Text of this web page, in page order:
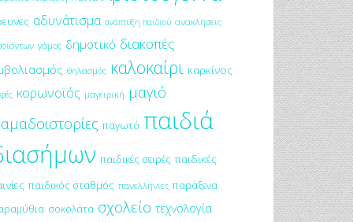
αδυνάτισμα ανάπτυξη παιδιού ανακλήσεις
γάμος δημοτικό διακοπές
θηλασμός καλοκαίρι καρκίνος
κορωνοϊός μαγειρική μαγιό
παγωτό παιδιά
παιδικές σειρές παιδικές
παιδικός σταθμός πανελλήνιες παράξενα
σοκολάτα σχολείο τεχνολογία